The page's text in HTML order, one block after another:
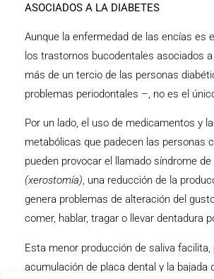
ASOCIADOS A LA DIABETES
Aunque la enfermedad de las encías es
los trastornos bucodentales asociados
más de un tercio de las personas
problemas periodontales –, no es el
Por un lado, el uso de medicamentos y
metabólicas que padecen las personas
pueden provocar el llamado síndrome
(xerostomía), una reducción de la
genera problemas de alteración del
comer, hablar, tragar o llevar dentadura
Esta menor producción de saliva facilita,
acumulación de placa dental y la bajada